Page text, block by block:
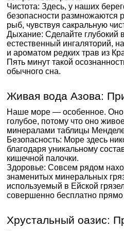
Чистота: Здесь, у наших
безопасности размножаются
рыб, чувствуя сакральную
Дыхание: Сделайте глубокий
естественный ингаляторий,
и ароматом редких трав из
Пять минут такой
обычного сна.
Живая вода Азова:
Наше море — особенное. Оно
голубое, потому что оно
минералами таблицы
Безопасность: Море здесь
благодаря уникальному
кишечной палочки.
Здоровье: Совсем рядом
знаменитых минеральных
используемый в Ейской
совершенно бесплатно прямо
Хрустальный оазис: